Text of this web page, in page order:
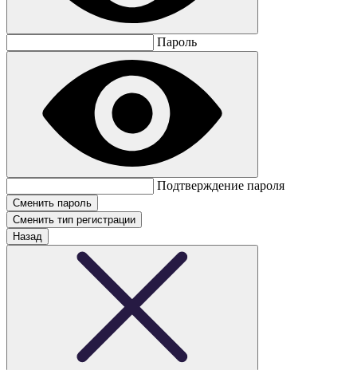
Пароль
Подтверждение пароля
Сменить тип регистрации
Назад